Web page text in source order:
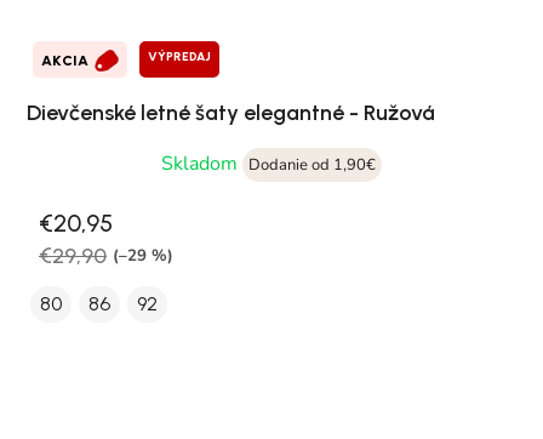
AKCIA VÝPREDAJ
Dievčenské letné šaty elegantné - Ružová
Skladom
Dodanie od 1,90€
€20,95
€29,90 (–29 %)
80 86 92